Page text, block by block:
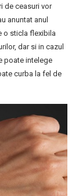
de ceasuri vor
anuntat anul
o sticla flexibila
dar si in cazul
poate intelege
curba la fel de